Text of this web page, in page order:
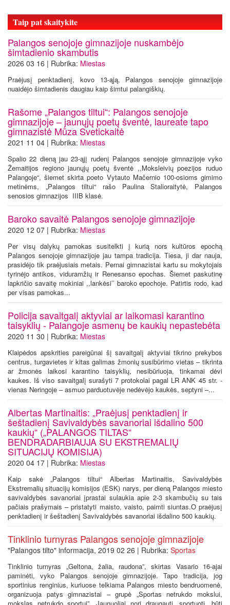
Taip pat skaitykite
Palangos senojoje gimnazijoje nuskambėjo
šimtadienio skambutis
2026 03 16 | Rubrika: Miestas
Praėjusį penktadienį, kovo 13-ąją, Palangos senojoje gimnazijoje
nuaidėjo šimtadienis daugiau kaip šimtui palangiškių.
Rašome „Palangos tiltui“: Palangos senojoje
gimnazijoje – jaunųjų poetų šventė, laureate tapo
gimnazistė Mūza Svetickaitė
2021 11 04 | Rubrika: Miestas
Spalio 22 dieną jau 23-ąjį rudenį Palangos senojoje gimnazijoje vyko
Žemaitijos regiono jaunųjų poetų šventė ,,Moksleivių poezijos ruduo
Palangoje“, šiemet skirta poeto Vytauto Mačernio 100-osioms gimimo
metinėms, „Palangos tiltui“ rašo Paulina Stalioraitytė, Palangos
senosios gimnazijos IIIB klasė.
Baroko savaitė Palangos senojoje gimnazijoje
2020 12 07 | Rubrika: Miestas
Per visų dalykų pamokas susitelkti į kurią nors kultūros epochą
Palangos senojoje gimnazijoje jau tampa tradicija. Tiesa, ji dar nauja,
prasidėjo tik praėjusiais metais. Pernai gimnazistai kartu su mokytojais
tyrinėjo antikos, viduramžių ir Renesanso epochas. Šiemet paskutinę
lapkričio savaitę mokiniai ,,lankėsi’’ baroko epochoje. Patirtis rodo, kad
per visas pamokas...
Policija savaitgalį aktyviai ar laikomasi karantino
taisyklių - Palangoje asmenų be kaukių nepastebėta
2020 11 30 | Rubrika: Miestas
Klaipėdos apskrities pareigūnai šį savaitgalį aktyviai tikrino prekybos
centrus, turgavietes ir kitas galimas žmonių susibūrimo vietas – tikrinta
ar žmonės laikosi karantino taisyklių, nesibūriuoja, tinkamai dėvi
kaukes. Iš viso savaitgalį surašyti 7 protokolai pagal LR ANK 45 str. -
vienas Neringoje – asmuo parduotuvėje nedėvėjo kaukės, septyni –...
Albertas Martinaitis: „Praėjusį penktadienį ir
šeštadienį Savivaldybės savanoriai išdalino 500
kaukių“ („PALANGOS TILTAS“
BENDRADARBIAUJA SU EKSTREMALIŲ
SITUACIJŲ KOMISIJA)
2020 04 17 | Rubrika: Miestas
Kaip sakė „Palangos tiltui“ Albertas Martinaitis, Savivaldybės
Ekstremalių situacijų komisijos (ESK) narys, per dieną Palangos miesto
savivaldybės savanoriai įprastai sulaukia apie 2-3 skambučių su tais
pačiais prašymais – pristatyti maisto, vaisto, paimti siuntas.O praėjusį
penktadienį ir šeštadienį Savivaldybės savanoriai išdalino 500 kaukių.
Tinklinio turnyras Palangos senojoje gimnazijoje
"Palangos tilto" informacija, 2019 02 26 | Rubrika: Sportas
Tinklinio turnyras „Geltona, žalia, raudona”, skirtas Vasario 16-ajai
paminėti, vyko Palangos senojoje gimnazijoje. Tapo tradicija, jog
sportinius renginius, kuriuose telkiama Palangos miesto bendruomenė,
organizuoja patys gimnazistai – grupė „Sportas netrukdo mokslui,
mokslas netrukdo sportui”. Jaunuoliai nori draugauti, sportuoti, būti